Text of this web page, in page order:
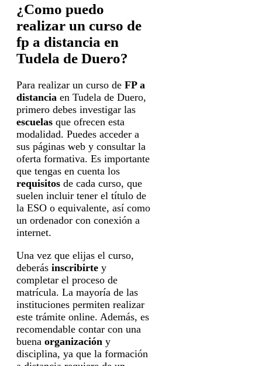
¿Como puedo
realizar un curso de
fp a distancia en
Tudela de Duero?
Para realizar un curso de FP a
distancia en Tudela de Duero,
primero debes investigar las
escuelas que ofrecen esta
modalidad. Puedes acceder a
sus páginas web y consultar la
oferta formativa. Es importante
que tengas en cuenta los
requisitos de cada curso, que
suelen incluir tener el título de
la ESO o equivalente, así como
un ordenador con conexión a
internet.
Una vez que elijas el curso,
deberás inscribirte y
completar el proceso de
matrícula. La mayoría de las
instituciones permiten realizar
este trámite online. Además, es
recomendable contar con una
buena organización y
disciplina, ya que la formación